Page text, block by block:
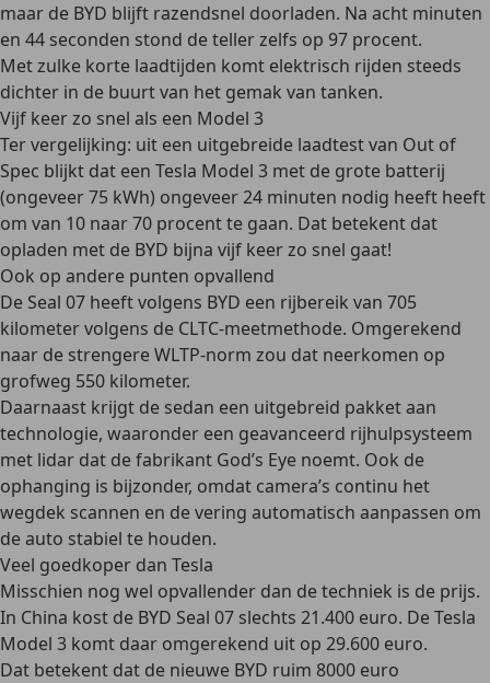
maar de BYD blijft razendsnel doorladen. Na acht minuten
en 44 seconden stond de teller zelfs op 97 procent.
Met zulke korte laadtijden komt elektrisch rijden steeds
dichter in de buurt van het gemak van tanken.
Vijf keer zo snel als een Model 3
Ter vergelijking: uit een uitgebreide laadtest van Out of
Spec blijkt dat een Tesla Model 3 met de grote batterij
(ongeveer 75 kWh) ongeveer 24 minuten nodig heeft heeft
om van 10 naar 70 procent te gaan. Dat betekent dat
opladen met de BYD bijna vijf keer zo snel gaat!
Ook op andere punten opvallend
De Seal 07 heeft volgens BYD een rijbereik van 705
kilometer volgens de CLTC-meetmethode. Omgerekend
naar de strengere WLTP-norm zou dat neerkomen op
grofweg 550 kilometer.
Daarnaast krijgt de sedan een uitgebreid pakket aan
technologie, waaronder een geavanceerd rijhulpsysteem
met lidar dat de fabrikant God’s Eye noemt. Ook de
ophanging is bijzonder, omdat camera’s continu het
wegdek scannen en de vering automatisch aanpassen om
de auto stabiel te houden.
Veel goedkoper dan Tesla
Misschien nog wel opvallender dan de techniek is de prijs.
In China kost de BYD Seal 07 slechts 21.400 euro. De Tesla
Model 3 komt daar omgerekend uit op 29.600 euro.
Dat betekent dat de nieuwe BYD ruim 8000 euro